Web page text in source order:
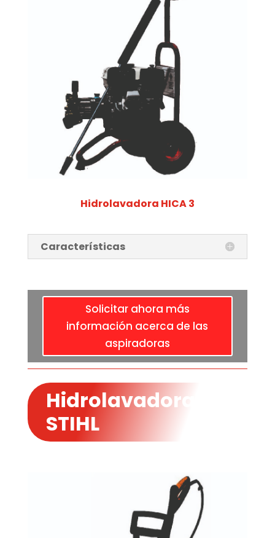
Hidrolavadora HICA 3
Características
Solicitar ahora más
información acerca de las
aspiradoras
Hidrolavadoras
STIHL